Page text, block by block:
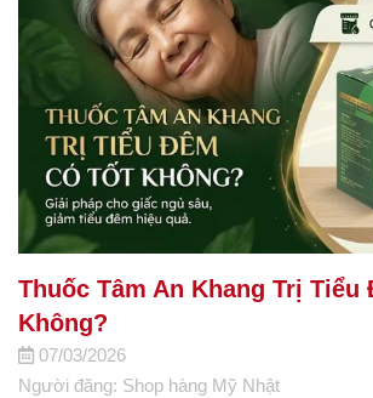
Thuốc Tâm An Khang Trị Tiểu
Không?
07/03/2026
Người đăng: Shop hàng Mỹ Nhật